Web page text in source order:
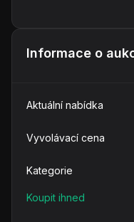
Informace o
Aktuální nabídka
Vyvolávací cena
Kategorie
Koupit ihned